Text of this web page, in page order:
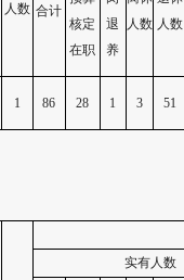
人数 合计
核定
在职
退
养
人数 人数
1 86 28 1 3 51
实有人数